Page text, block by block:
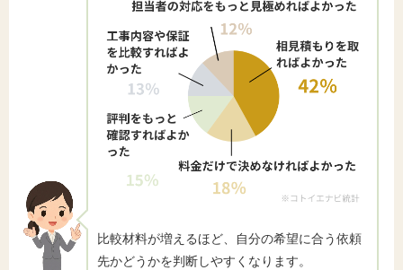
比較材料が増えるほど、自分の希望に合う依頼
先かどうかを判断しやすくなります。